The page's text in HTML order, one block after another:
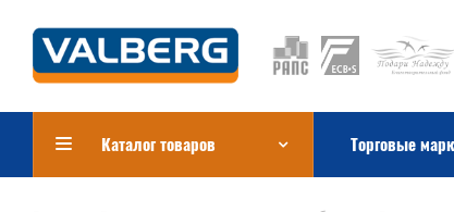
Каталог товаров Торговые